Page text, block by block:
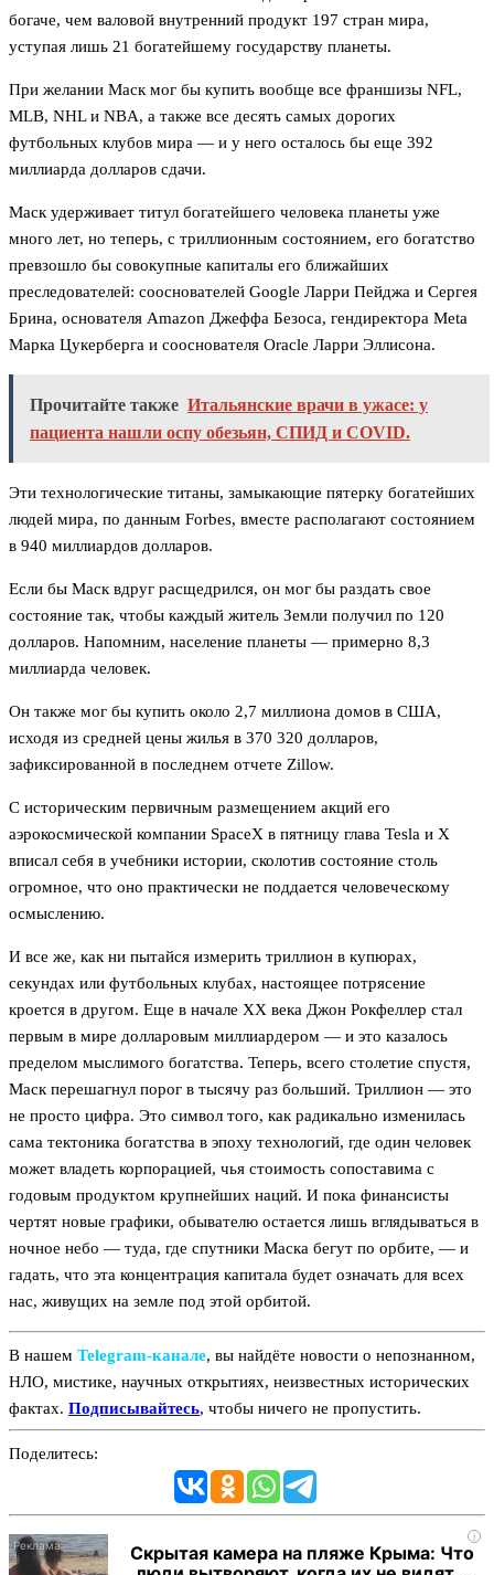
богаче, чем валовой внутренний продукт 197 стран мира,
уступая лишь 21 богатейшему государству планеты.
При желании Маск мог бы купить вообще все франшизы NFL,
MLB, NHL и NBA, а также все десять самых дорогих
футбольных клубов мира — и у него осталось бы еще 392
миллиарда долларов сдачи.
Маск удерживает титул богатейшего человека планеты уже
много лет, но теперь, с триллионным состоянием, его богатство
превзошло бы совокупные капиталы его ближайших
преследователей: сооснователей Google Ларри Пейджа и Сергея
Брина, основателя Amazon Джеффа Безоса, гендиректора Meta
Марка Цукерберга и сооснователя Oracle Ларри Эллисона.
Прочитайте также Итальянские врачи в ужасе: у
пациента нашли оспу обезьян, СПИД и COVID.
Эти технологические титаны, замыкающие пятерку богатейших
людей мира, по данным Forbes, вместе располагают состоянием
в 940 миллиардов долларов.
Если бы Маск вдруг расщедрился, он мог бы раздать свое
состояние так, чтобы каждый житель Земли получил по 120
долларов. Напомним, население планеты — примерно 8,3
миллиарда человек.
Он также мог бы купить около 2,7 миллиона домов в США,
исходя из средней цены жилья в 370 320 долларов,
зафиксированной в последнем отчете Zillow.
С историческим первичным размещением акций его
аэрокосмической компании SpaceX в пятницу глава Tesla и X
вписал себя в учебники истории, сколотив состояние столь
огромное, что оно практически не поддается человеческому
осмыслению.
И все же, как ни пытайся измерить триллион в купюрах,
секундах или футбольных клубах, настоящее потрясение
кроется в другом. Еще в начале XX века Джон Рокфеллер стал
первым в мире долларовым миллиардером — и это казалось
пределом мыслимого богатства. Теперь, всего столетие спустя,
Маск перешагнул порог в тысячу раз больший. Триллион — это
не просто цифра. Это символ того, как радикально изменилась
сама тектоника богатства в эпоху технологий, где один человек
может владеть корпорацией, чья стоимость сопоставима с
годовым продуктом крупнейших наций. И пока финансисты
чертят новые графики, обывателю остается лишь вглядываться в
ночное небо — туда, где спутники Маска бегут по орбите, — и
гадать, что эта концентрация капитала будет означать для всех
нас, живущих на земле под этой орбитой.
В нашем Telegram‑канале, вы найдёте новости о непознанном,
НЛО, мистике, научных открытиях, неизвестных исторических
фактах. Подписывайтесь, чтобы ничего не пропустить.
Поделитесь:
i
Скрытая камера на пляже Крыма: Что